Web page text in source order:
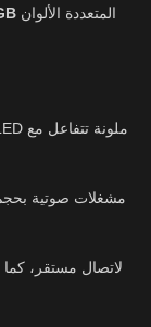
مشغلات صوتية